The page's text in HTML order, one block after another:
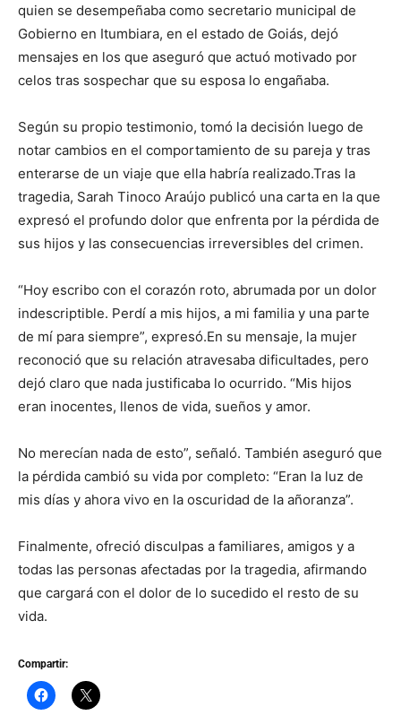
quien se desempeñaba como secretario municipal de
Gobierno en Itumbiara, en el estado de Goiás, dejó
mensajes en los que aseguró que actuó motivado por
celos tras sospechar que su esposa lo engañaba.
Según su propio testimonio, tomó la decisión luego de
notar cambios en el comportamiento de su pareja y tras
enterarse de un viaje que ella habría realizado.Tras la
tragedia, Sarah Tinoco Araújo publicó una carta en la que
expresó el profundo dolor que enfrenta por la pérdida de
sus hijos y las consecuencias irreversibles del crimen.
“Hoy escribo con el corazón roto, abrumada por un dolor
indescriptible. Perdí a mis hijos, a mi familia y una parte
de mí para siempre”, expresó.En su mensaje, la mujer
reconoció que su relación atravesaba dificultades, pero
dejó claro que nada justificaba lo ocurrido. “Mis hijos
eran inocentes, llenos de vida, sueños y amor.
No merecían nada de esto”, señaló. También aseguró que
la pérdida cambió su vida por completo: “Eran la luz de
mis días y ahora vivo en la oscuridad de la añoranza”.
Finalmente, ofreció disculpas a familiares, amigos y a
todas las personas afectadas por la tragedia, afirmando
que cargará con el dolor de lo sucedido el resto de su
vida.
Compartir: